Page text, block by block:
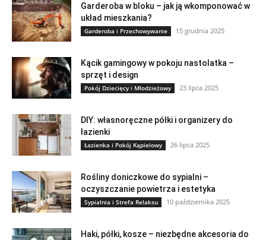
Garderoba w bloku – jak ją wkomponować w
układ mieszkania?
Garderoba i Przechowywanie 15 grudnia 2025
Kącik gamingowy w pokoju nastolatka –
sprzęt i design
Pokój Dziecięcy i Młodzieżowy 23 lipca 2025
DIY: własnoręczne półki i organizery do
łazienki
Łazienka i Pokój Kąpielowy 26 lipca 2025
Rośliny doniczkowe do sypialni –
oczyszczanie powietrza i estetyka
Sypialnia i Strefa Relaksu 10 października 2025
Haki, półki, kosze – niezbędne akcesoria do